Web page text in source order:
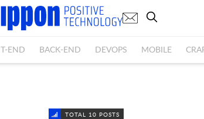
END BACK-END DEVOPS MOBILE
TOTAL 10 POSTS